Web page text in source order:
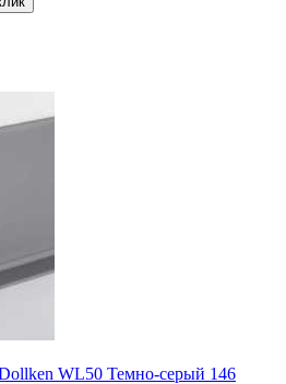
WL50 Темно-серый 146